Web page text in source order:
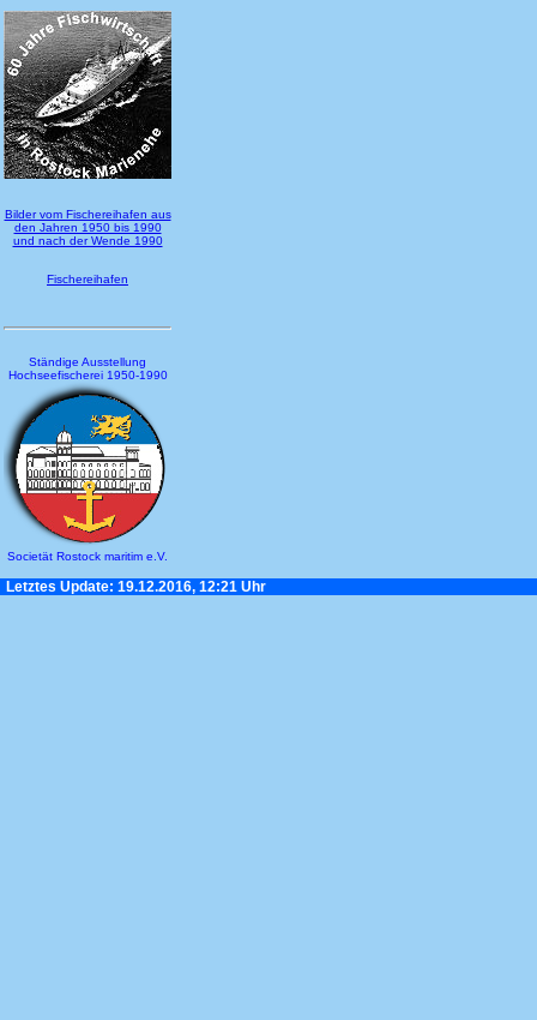
Bilder vom Fischereihafen aus
den Jahren 1950 bis 1990
und nach der Wende 1990
Fischereihafen
Ständige Ausstellung
Hochseefischerei 1950-1990
Societät Rostock maritim e.V.
Letztes Update: 19.12.2016, 12:21 Uhr